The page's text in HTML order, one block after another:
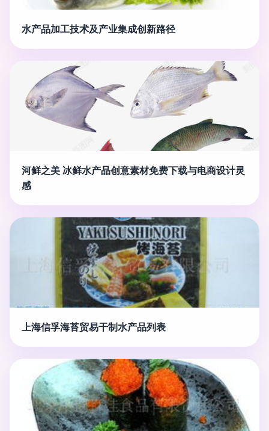
水产品加工技术及产业集成创新路径
河鲜之美 冰鲜水产品创意素材免费下载与电商设计灵
感
上海信孚海苔贸易干制水产品列表